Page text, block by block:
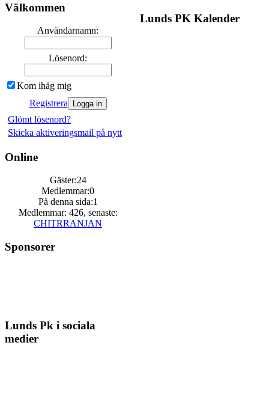
Välkommen
Användarnamn:
Lösenord:
Kom ihåg mig
Registrera
Glömt lösenord?
Skicka aktiveringsmail på nytt
Online
Gäster:24
Medlemmar:0
På denna sida:1
Medlemmar: 426, senaste:
CHITRRANJAN
Sponsorer
Lunds Pk i sociala
medier
Lunds PK Kalender